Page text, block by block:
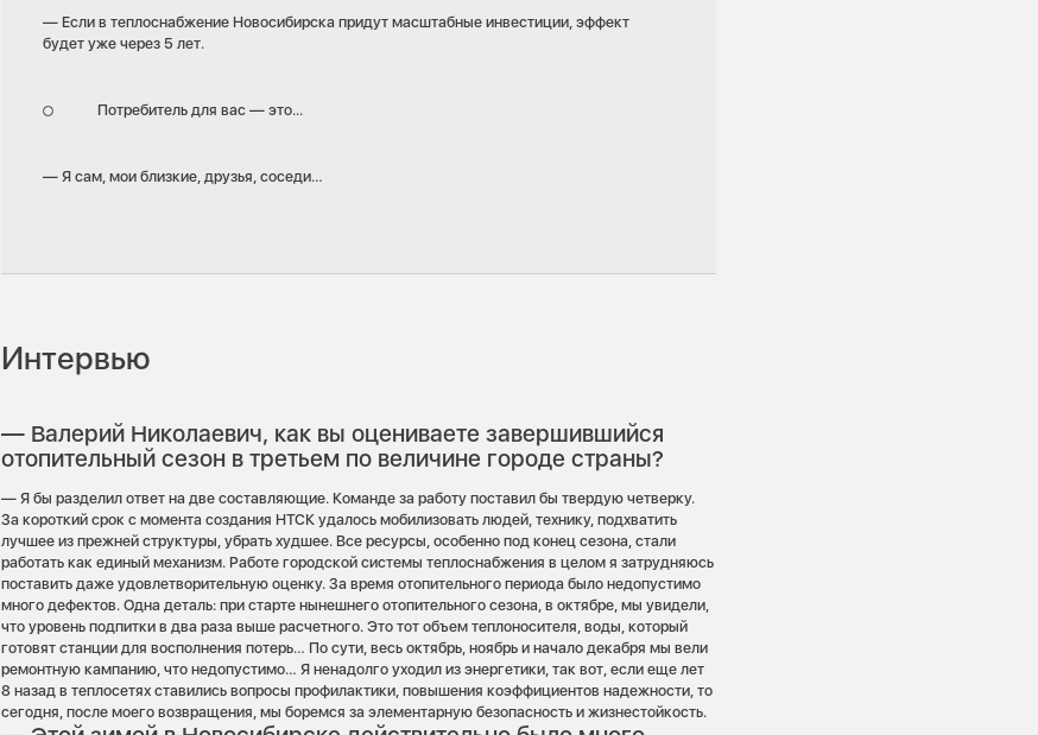
— Если в теплоснабжение Новосибирска придут масштабные инвестиции, эффект
будет уже через 5 лет.
Потребитель для вас — это...
— Я сам, мои близкие, друзья, соседи…
Интервью
— Валерий Николаевич, как вы оцениваете завершившийся
отопительный сезон в третьем по величине городе страны?
— Я бы разделил ответ на две составляющие. Команде за работу поставил бы твердую четверку.
За короткий срок с момента создания НТСК удалось мобилизовать людей, технику, подхватить
лучшее из прежней структуры, убрать худшее. Все ресурсы, особенно под конец сезона, стали
работать как единый механизм. Работе городской системы теплоснабжения в целом я затрудняюсь
поставить даже удовлетворительную оценку. За время отопительного периода было недопустимо
много дефектов. Одна деталь: при старте нынешнего отопительного сезона, в октябре, мы увидели,
что уровень подпитки в два раза выше расчетного. Это тот объем теплоносителя, воды, который
готовят станции для восполнения потерь… По сути, весь октябрь, ноябрь и начало декабря мы вели
ремонтную кампанию, что недопустимо… Я ненадолго уходил из энергетики, так вот, если еще лет
8 назад в теплосетях ставились вопросы профилактики, повышения коэффициентов надежности, то
сегодня, после моего возвращения, мы боремся за элементарную безопасность и жизнестойкость.